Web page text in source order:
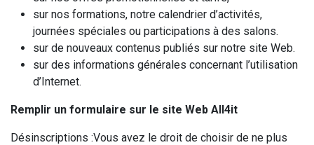
sur nos formations, notre calendrier d’activités,
journées spéciales ou participations à des salons.
sur de nouveaux contenus publiés sur notre site Web.
sur des informations générales concernant l’utilisation
d’Internet.
Remplir un formulaire sur le site Web All4it
Désinscriptions :Vous avez le droit de choisir de ne plus